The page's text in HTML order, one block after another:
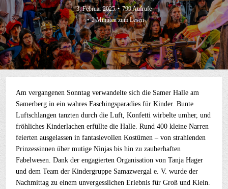
3. Februar 2025
799 Aufrufe
2 Minuten zum Lesen
Am vergangenen Sonntag verwandelte sich die Samer Halle am
Samerberg in ein wahres Faschingsparadies für Kinder. Bunte
Luftschlangen tanzten durch die Luft, Konfetti wirbelte umher, und
fröhliches Kinderlachen erfüllte die Halle. Rund 400 kleine Narren
feierten ausgelassen in fantasievollen Kostümen – von strahlenden
Prinzessinnen über mutige Ninjas bis hin zu zauberhaften
Fabelwesen. Dank der engagierten Organisation von Tanja Hager
und dem Team der Kindergruppe Samazwergal e. V. wurde der
Nachmittag zu einem unvergesslichen Erlebnis für Groß und Klein.